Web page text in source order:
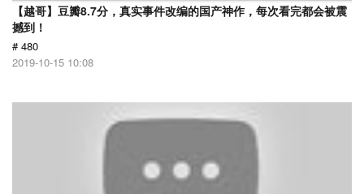
【越哥】豆瓣8.7分，真实事件改编的国产神作，每次看完都会被震
撼到！
# 480
2019-10-15 10:08